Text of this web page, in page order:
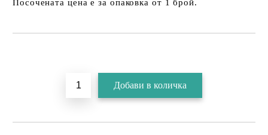
Посочената цена е за опаковка от 1 брой.